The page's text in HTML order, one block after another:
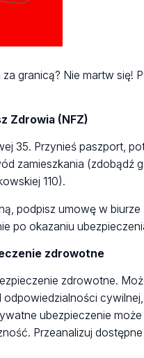
granicą? Nie martw się!
Zdrowia (NFZ)
35. Przynieś paszport,
zamieszkania (zdobądź
110).
podpisz umowę w
po okazaniu
zdrowotne
zdrowotne.
ubezpieczenie
Przeanalizuj